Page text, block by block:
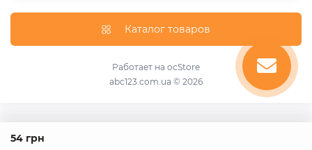
54 грн
Каталог товаров
Работает на ocStore
abc123.com.ua © 2026